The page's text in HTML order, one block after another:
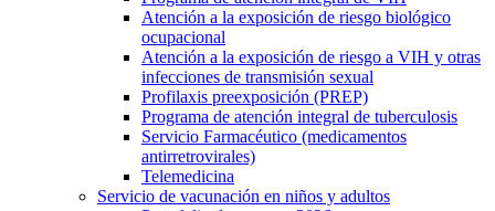
Atención a la exposición de riesgo biológico
ocupacional
Atención a la exposición de riesgo a VIH y otras
infecciones de transmisión sexual
Profilaxis preexposición (PREP)
Programa de atención integral de tuberculosis
Servicio Farmacéutico (medicamentos
antirretrovirales)
Telemedicina
Servicio de vacunación en niños y adultos